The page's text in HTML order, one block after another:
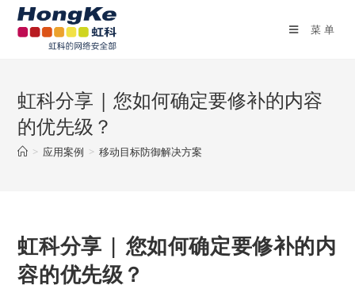
菜单
虹科分享 | 您如何确定要修补的内容
的优先级？
> 应用案例 > 移动目标防御解决方案
虹科分享 | 您如何确定要修补的内
容的优先级？